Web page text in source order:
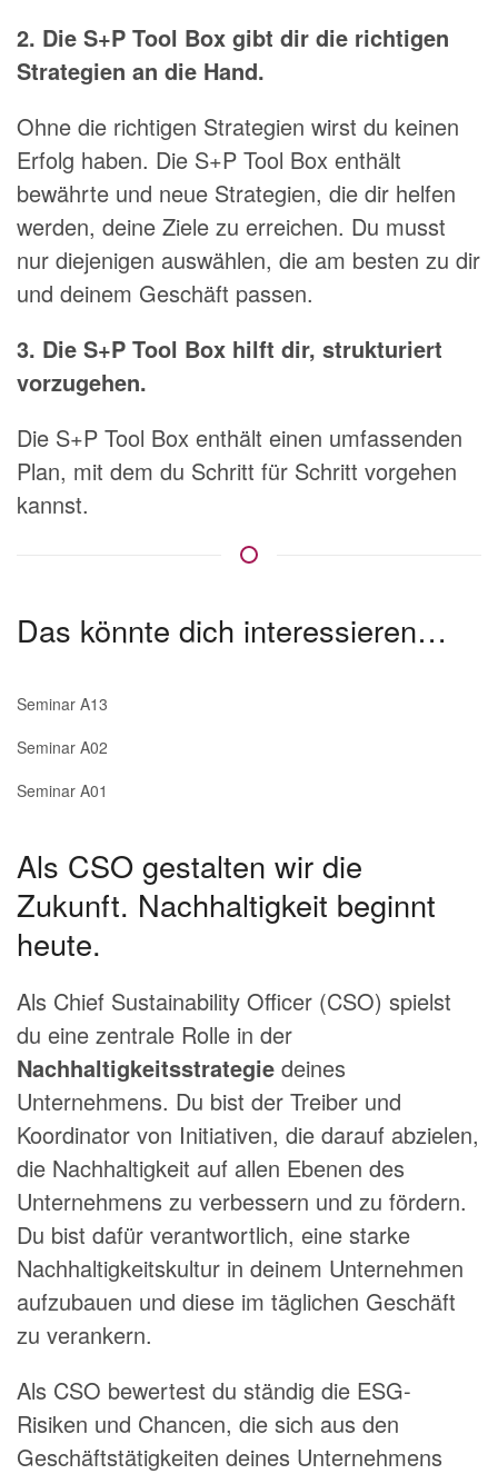
2. Die S+P Tool Box gibt dir die richtigen
Strategien an die Hand.
Ohne die richtigen Strategien wirst du keinen
Erfolg haben. Die S+P Tool Box enthält
bewährte und neue Strategien, die dir helfen
werden, deine Ziele zu erreichen. Du musst
nur diejenigen auswählen, die am besten zu dir
und deinem Geschäft passen.
3. Die S+P Tool Box hilft dir, strukturiert
vorzugehen.
Die S+P Tool Box enthält einen umfassenden
Plan, mit dem du Schritt für Schritt vorgehen
kannst.
Das könnte dich interessieren…
Seminar A13
Seminar A02
Seminar A01
Als CSO gestalten wir die
Zukunft. Nachhaltigkeit beginnt
heute.
Als Chief Sustainability Officer (CSO) spielst
du eine zentrale Rolle in der
Nachhaltigkeitsstrategie deines
Unternehmens. Du bist der Treiber und
Koordinator von Initiativen, die darauf abzielen,
die Nachhaltigkeit auf allen Ebenen des
Unternehmens zu verbessern und zu fördern.
Du bist dafür verantwortlich, eine starke
Nachhaltigkeitskultur in deinem Unternehmen
aufzubauen und diese im täglichen Geschäft
zu verankern.
Als CSO bewertest du ständig die ESG-
Risiken und Chancen, die sich aus den
Geschäftstätigkeiten deines Unternehmens